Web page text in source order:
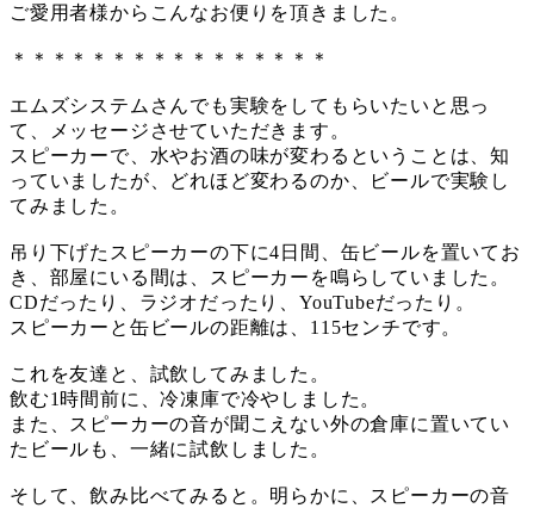
ご愛用者様からこんなお便りを頂きました。
＊＊＊＊＊＊＊＊＊＊＊＊＊＊＊＊
エムズシステムさんでも実験をしてもらいたいと思っ
て、メッセージさせていただきます。
スピーカーで、水やお酒の味が変わるということは、知
っていましたが、どれほど変わるのか、ビールで実験し
てみました。
吊り下げたスピーカーの下に4日間、缶ビールを置いてお
き、部屋にいる間は、スピーカーを鳴らしていました。
CDだったり、ラジオだったり、YouTubeだったり。
スピーカーと缶ビールの距離は、115センチです。
これを友達と、試飲してみました。
飲む1時間前に、冷凍庫で冷やしました。
また、スピーカーの音が聞こえない外の倉庫に置いてい
たビールも、一緒に試飲しました。
そして、飲み比べてみると。明らかに、スピーカーの音